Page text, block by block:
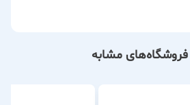
فروشگاه‌های مشابه